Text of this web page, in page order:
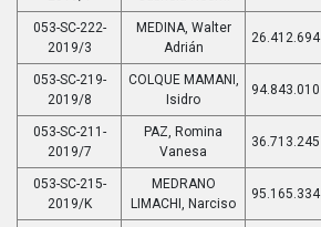
053-SC-222-
2019/3
MEDINA, Walter
Adrián
26.412.694
053-SC-219-
2019/8
COLQUE MAMANI,
Isidro
94.843.010
053-SC-211-
2019/7
PAZ, Romina
Vanesa
36.713.245
053-SC-215-
2019/K
MEDRANO
LIMACHI, Narciso
95.165.334